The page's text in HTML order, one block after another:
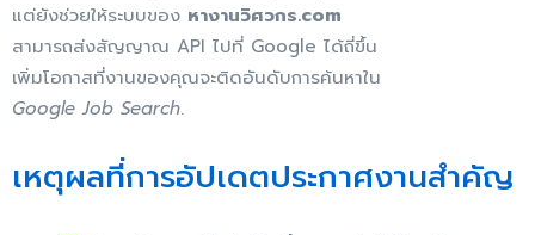
แต่ยังช่วยให้ระบบของ หางานวิศวกร.com
สามารถส่งสัญญาณ API ไปที่ Google ได้ถี่ขึ้น
เพิ่มโอกาสที่งานของคุณจะติดอันดับการค้นหาใน
Google Job Search.
เหตุผลที่การอัปเดตประกาศงานสำคัญ